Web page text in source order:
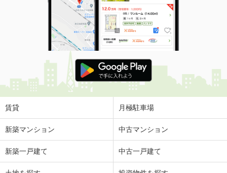
賃貸 月極駐車場
新築マンション 中古マンション
新築一戸建て 中古一戸建て